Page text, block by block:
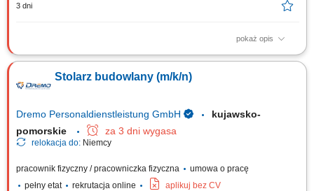
3 dni
pokaż opis
Obowiązki: Przygotowywanie i organizacja procesów pracy – od cięcia
wytycznymi i rysunkiem technicznym; Praca w produkcji jednostkowej i
seryjnej; Obsługa nowoczesnych maszyn do obróbki drewna;
Stolarz budowlany (m/k/n)
Dremo Personaldienstleistung GmbH
kujawsko-
pomorskie
za 3 dni wygasa
relokacja do: Niemcy
pracownik fizyczny / pracowniczka fizyczna
umowa o pracę
pełny etat
rekrutacja online aplikuj bez CV